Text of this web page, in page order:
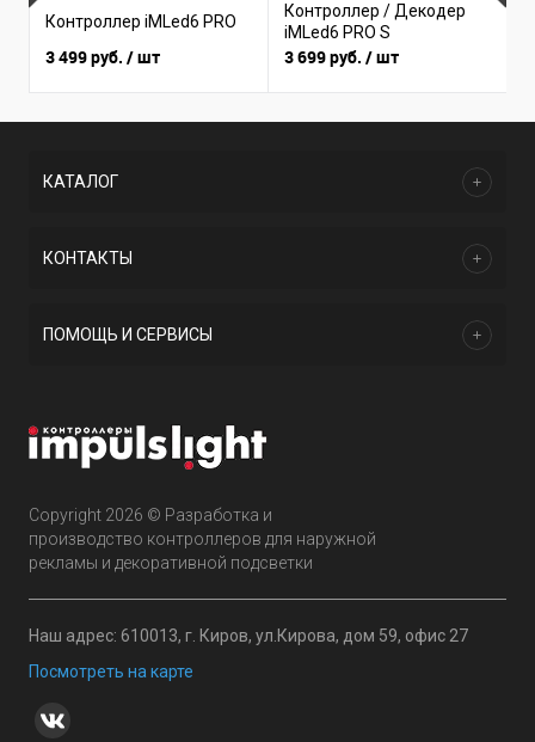
Контроллер iMLed6 PRO
3 499 руб. / шт
Контроллер / Декодер
iMLed6 PRO S
3 699 руб. / шт
Copyright 2026 © Разработка и
производство контроллеров для наружной
рекламы и декоративной подсветки
Наш адрес: 610013, г. Киров, ул.Кирова, дом 59, офис 27
Посмотреть на карте
КАТАЛОГ
КОНТАКТЫ
ПОМОЩЬ И СЕРВИСЫ